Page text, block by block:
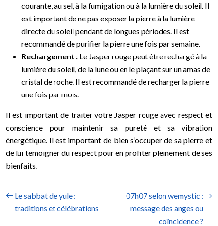
courante, au sel, à la fumigation ou à la lumière du soleil. Il
est important de ne pas exposer la pierre à la lumière
directe du soleil pendant de longues périodes. Il est
recommandé de purifier la pierre une fois par semaine.
Rechargement : Le Jasper rouge peut être rechargé à la
lumière du soleil, de la lune ou en le plaçant sur un amas de
cristal de roche. Il est recommandé de recharger la pierre
une fois par mois.
Il est important de traiter votre Jasper rouge avec respect et
conscience pour maintenir sa pureté et sa vibration
énergétique. Il est important de bien s’occuper de sa pierre et
de lui témoigner du respect pour en profiter pleinement de ses
bienfaits.
Le sabbat de yule :
traditions et célébrations
07h07 selon wemystic :
message des anges ou
coïncidence ?